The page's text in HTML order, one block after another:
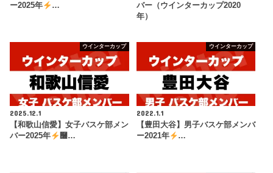
ー2025年
…
バー（ウインターカップ2020
年）
ウインターカップ
2025.12.1
【和歌山信愛】女子バスケ部メン
バー2025年
࿠…
ウインターカップ
2022.1.1
【豊田大谷】男子バスケ部メンバ
ー2021年
…